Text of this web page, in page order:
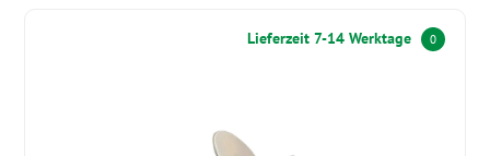
Lieferzeit 7-14 Werktage 0